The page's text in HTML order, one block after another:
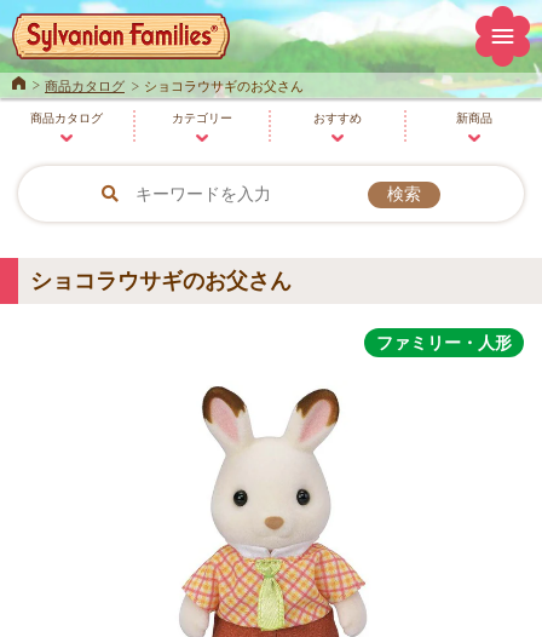
Home商品カタログ ショコラウサギのお父さん
新商品
おすすめ
カテゴリー
商品カタログ
ショコラウサギのお父さん
ファミリー・人形